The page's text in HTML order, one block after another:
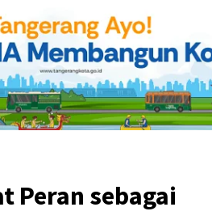
Peran sebagai